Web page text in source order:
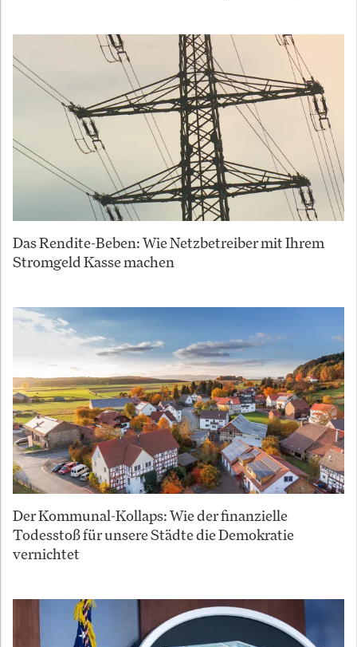
Das Rendite-Beben: Wie Netzbetreiber mit Ihrem
Stromgeld Kasse machen
Der Kommunal-Kollaps: Wie der finanzielle
Todesstoß für unsere Städte die Demokratie
vernichtet